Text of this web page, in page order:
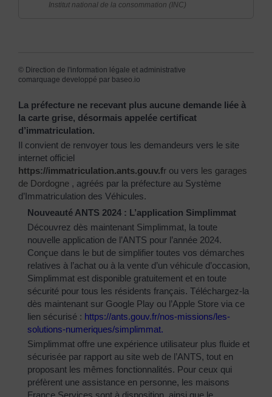
Institut national de la consommation (INC)
© Direction de l'information légale et administrative
comarquage developpé par baseo.io
La préfecture ne recevant plus aucune demande liée à
la carte grise, désormais appelée certificat
d’immatriculation.
Il convient de renvoyer tous les demandeurs vers le site
internet officiel
https://immatriculation.ants.gouv.fr ou vers les garages
de Dordogne , agréés par la préfecture au Système
d’Immatriculation des Véhicules.
Nouveauté ANTS 2024 : L’application Simplimmat
Découvrez dès maintenant Simplimmat, la toute
nouvelle application de l’ANTS pour l’année 2024.
Conçue dans le but de simplifier toutes vos démarches
relatives à l’achat ou à la vente d’un véhicule d’occasion,
Simplimmat est disponible gratuitement et en toute
sécurité pour tous les résidents français. Téléchargez-la
dès maintenant sur Google Play ou l’Apple Store via ce
lien sécurisé : https://ants.gouv.fr/nos-missions/les-
solutions-numeriques/simplimmat.
Simplimmat offre une expérience utilisateur plus fluide et
sécurisée par rapport au site web de l’ANTS, tout en
proposant les mêmes fonctionnalités. Pour ceux qui
préfèrent une assistance en personne, les maisons
France Services sont à disposition, ainsi que le